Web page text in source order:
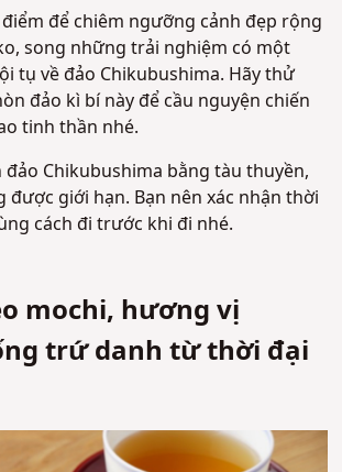
để chiêm ngưỡng cảnh đẹp rộng
song những trải nghiệm có một
tụ về đảo Chikubushima. Hãy thử
đảo kì bí này để cầu nguyện chiến
tinh thần nhé.
đảo Chikubushima bằng tàu thuyền,
được giới hạn. Bạn nên xác nhận thời
cách đi trước khi đi nhé.
mochi, hương vị
trứ danh từ thời đại